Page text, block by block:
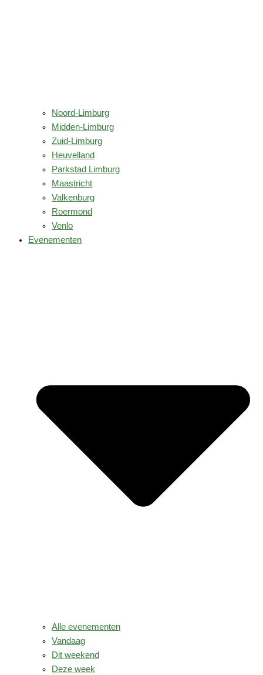
Noord-Limburg
Midden-Limburg
Zuid-Limburg
Heuvelland
Parkstad Limburg
Maastricht
Valkenburg
Roermond
Venlo
Evenementen
Alle evenementen
Vandaag
Dit weekend
Deze week